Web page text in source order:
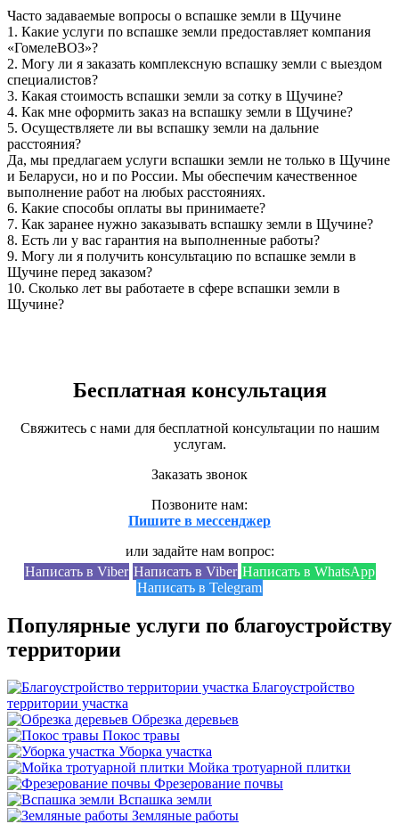
Часто задаваемые вопросы о вспашке земли в Щучине
1. Какие услуги по вспашке земли предоставляет компания
«ГомелеВОЗ»?
2. Могу ли я заказать комплексную вспашку земли с выездом
специалистов?
3. Какая стоимость вспашки земли за сотку в Щучине?
4. Как мне оформить заказ на вспашку земли в Щучине?
5. Осуществляете ли вы вспашку земли на дальние
расстояния?
Да, мы предлагаем услуги вспашки земли не только в Щучине
и Беларуси, но и по России. Мы обеспечим качественное
выполнение работ на любых расстояниях.
6. Какие способы оплаты вы принимаете?
7. Как заранее нужно заказывать вспашку земли в Щучине?
8. Есть ли у вас гарантия на выполненные работы?
9. Могу ли я получить консультацию по вспашке земли в
Щучине перед заказом?
10. Сколько лет вы работаете в сфере вспашки земли в
Щучине?
Бесплатная консультация
Свяжитесь с нами для бесплатной консультации по нашим
услугам.
Заказать звонок
Позвоните нам:
Пишите в мессенджер
или задайте нам вопрос:
Написать в Viber Написать в Viber Написать в WhatsApp
Написать в Telegram
Популярные услуги по благоустройству
территории
Благоустройство
территории участка
Обрезка деревьев
Покос травы
Уборка участка
Мойка тротуарной плитки
Фрезерование почвы
Вспашка земли
Земляные работы